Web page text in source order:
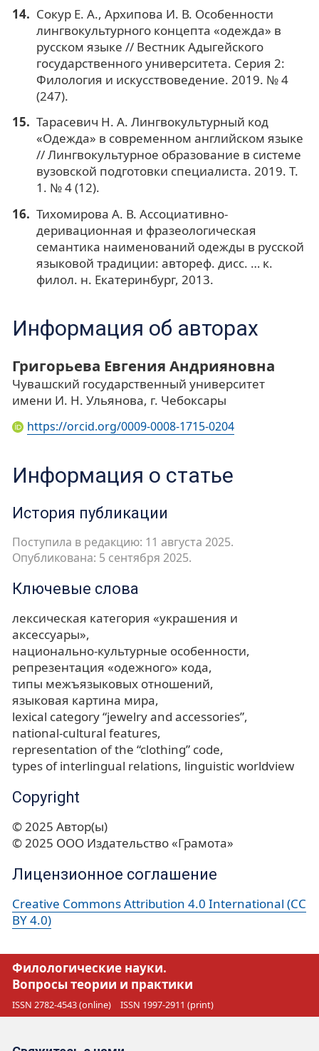
Сокур Е. А., Архипова И. В. Особенности
лингвокультурного концепта «одежда» в
русском языке // Вестник Адыгейского
государственного университета. Серия 2:
Филология и искусствоведение. 2019. № 4
(247).
Тарасевич Н. А. Лингвокультурный код
«Одежда» в современном английском языке
// Лингвокультурное образование в системе
вузовской подготовки специалиста. 2019. Т.
1. № 4 (12).
Тихомирова А. В. Ассоциативно-
деривационная и фразеологическая
семантика наименований одежды в русской
языковой традиции: автореф. дисс. … к.
филол. н. Екатеринбург, 2013.
Информация об авторах
Григорьева Евгения Андрияновна
Чувашский государственный университет
имени И. Н. Ульянова, г. Чебоксары
https://orcid.org/0009-0008-1715-0204
Информация о статье
История публикации
Поступила в редакцию: 11 августа 2025.
Опубликована: 5 сентября 2025.
Ключевые слова
лексическая категория «украшения и
аксессуары»
национально-культурные особенности
репрезентация «одежного» кода
типы межъязыковых отношений
языковая картина мира
lexical category “jewelry and accessories”
national-cultural features
representation of the “clothing” code
types of interlingual relations linguistic worldview
Copyright
© 2025 Автор(ы)
© 2025 ООО Издательство «Грамота»
Лицензионное соглашение
Creative Commons Attribution 4.0 International (CC
BY 4.0)
Филологические науки.
Вопросы теории и практики
ISSN 2782-4543 (online) ISSN 1997-2911 (print)